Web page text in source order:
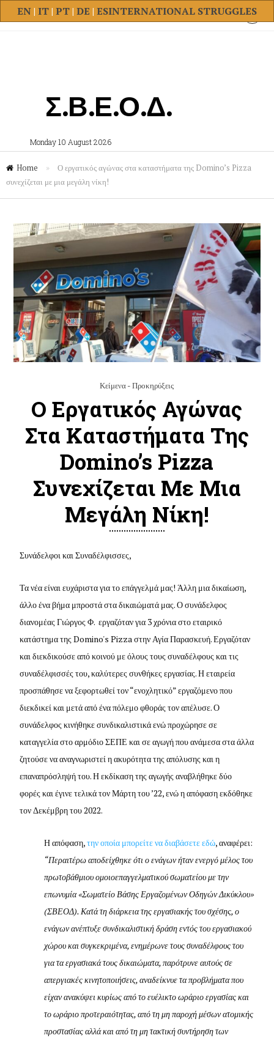
INTERNATIONAL STRUGGLES
EN| IT| PT| DE | ES
Σ.Β.Ε.Ο.Δ.
Monday 10 August 2026
Home »
Ο εργατικός αγώνας στα καταστήματα της Domino’s Pizza
συνεχίζεται με μια μεγάλη νίκη!
Κείμενα - Προκηρύξεις
Ο Εργατικός Αγώνας
Στα Καταστήματα Της
Domino’s Pizza
Συνεχίζεται Με Μια
Μεγάλη Νίκη!
Συνάδελφοι και Συναδέλφισσες,
Τα νέα είναι ευχάριστα για το επάγγελμά μας! Άλλη μια δικαίωση,
άλλο ένα βήμα μπροστά στα δικαιώματά μας. Ο συνάδελφος
διανομέας Γιώργος Φ. εργαζόταν για 3 χρόνια στο εταιρικό
κατάστημα της Domino's Pizza στην Αγία Παρασκευή. Εργαζόταν
και διεκδικούσε από κοινού με όλους τους συναδέλφους και τις
συναδέλφισσές του, καλύτερες συνθήκες εργασίας. Η εταιρεία
προσπάθησε να ξεφορτωθεί τον “ενοχλητικό” εργαζόμενο που
διεκδικεί και μετά από ένα πόλεμο φθοράς τον απέλυσε. Ο
συνάδελφος κινήθηκε συνδικαλιστικά ενώ προχώρησε σε
καταγγελία στο αρμόδιο ΣΕΠΕ και σε αγωγή που ανάμεσα στα άλλα
ζητούσε να αναγνωριστεί η ακυρότητα της απόλυσης και η
επαναπρόσληψή του. Η εκδίκαση της αγωγής αναβλήθηκε δύο
φορές και έγινε τελικά τον Μάρτη του ’22, ενώ η απόφαση εκδόθηκε
τον Δεκέμβρη του 2022.
Η απόφαση,την οποία μπορείτε να διαβάσετε εδώ, αναφέρει:
“Περαιτέρω αποδείχθηκε ότι ο ενάγων ήταν ενεργό μέλος του
πρωτοβάθμιου ομοιοεπαγγελματικού σωματείου με την
επωνυμία «Σωματείο Βάσης Εργαζομένων Οδηγών Δικύκλου»
(ΣΒΕΟΔ). Κατά τη διάρκεια της εργασιακής του σχέσης, ο
ενάγων ανέπτυξε συνδικαλιστική δράση εντός του εργασιακού
χώρου και συγκεκριμένα, ενημέρωνε τους συναδέλφους του
για τα εργασιακά τους δικαιώματα, παρότρυνε αυτούς σε
απεργιακές κινητοποιήσεις, αναδείκνυε τα προβλήματα που
είχαν ανακύψει κυρίως από το ευέλικτο ωράριο εργασίας και
το ωράριο προτεραιότητας, από τη μη παροχή μέσων ατομικής
προστασίας αλλά και από τη μη τακτική συντήρηση των